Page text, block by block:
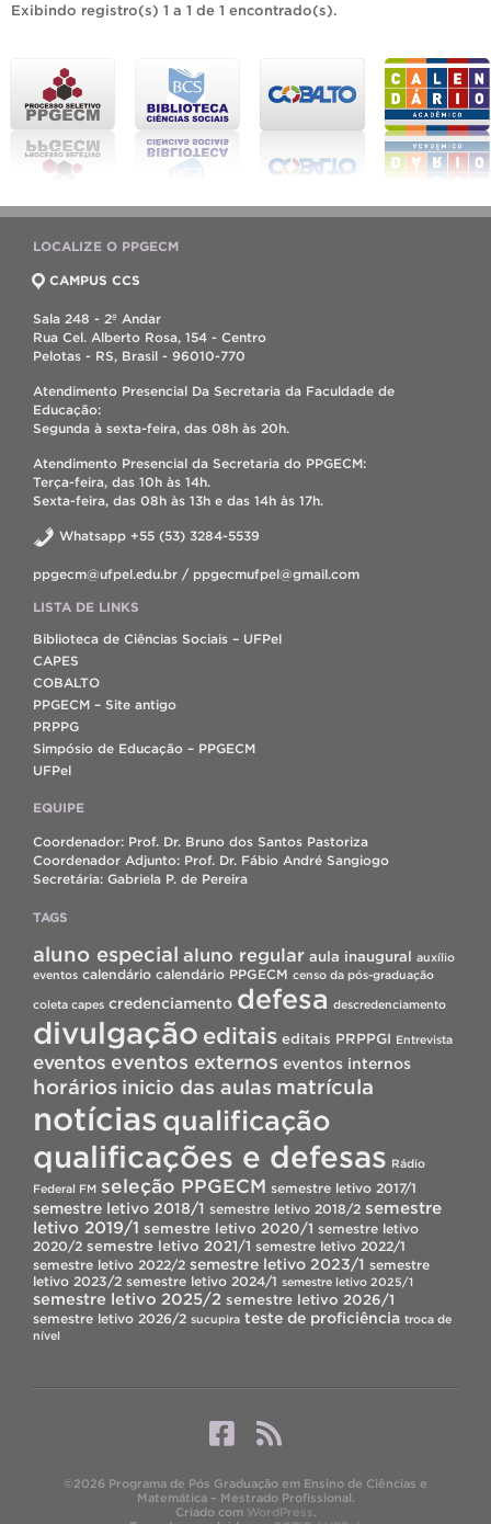
Exibindo registro(s) 1 a 1 de 1 encontrado(s).
LOCALIZE O PPGECM
CAMPUS CCS
Sala 248 - 2º Andar
Rua Cel. Alberto Rosa, 154 - Centro
Pelotas - RS, Brasil - 96010-770
Atendimento Presencial Da Secretaria da Faculdade de
Educação:
Segunda à sexta-feira, das 08h às 20h.
Atendimento Presencial da Secretaria do PPGECM:
Terça-feira, das 10h às 14h.
Sexta-feira, das 08h às 13h e das 14h às 17h.
Whatsapp +55 (53) 3284-5539
ppgecm@ufpel.edu.br / ppgecmufpel@gmail.com
LISTA DE LINKS
Biblioteca de Ciências Sociais – UFPel
CAPES
COBALTO
PPGECM – Site antigo
PRPPG
Simpósio de Educação – PPGECM
UFPel
EQUIPE
Coordenador: Prof. Dr. Bruno dos Santos Pastoriza
Coordenador Adjunto: Prof. Dr. Fábio André Sangiogo
Secretária: Gabriela P. de Pereira
TAGS
aluno especial aluno regular aula inaugural auxílio
eventos calendário calendário PPGECM censo da pós-graduação
coleta capes credenciamento defesa descredenciamento
divulgação editais editais PRPPGI Entrevista
eventos eventos externos eventos internos
horários inicio das aulas matrícula
notícias qualificação
qualificações e defesas Rádio
Federal FM seleção PPGECM semestre letivo 2017/1
semestre letivo 2018/1 semestre letivo 2018/2 semestre
letivo 2019/1 semestre letivo 2020/1 semestre letivo
2020/2 semestre letivo 2021/1 semestre letivo 2022/1
semestre letivo 2022/2 semestre letivo 2023/1 semestre
letivo 2023/2 semestre letivo 2024/1 semestre letivo 2025/1
semestre letivo 2025/2 semestre letivo 2026/1
semestre letivo 2026/2 sucupira teste de proficiência troca de
nível
©2026 Programa de Pós Graduação em Ensino de Ciências e
Matemática – Mestrado Profissional.
Criado com WordPress.